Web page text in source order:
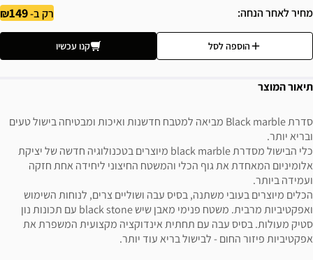
מחיר לאחר הנחה רק ב-149
הוספה לסל קנו עכשיו
תיאור המוצר
סדרת Black marble מביאה למטבח חדשנות ואיכות ומבטיחה בישול טעים
ובריא יותר.
כלי הבישול מסדרת black marble מיוצרים בטכנולוגיה חדשה של יציקת
אלומיניום המאחדת את גוף הכלי והמשטח החיצוני ליחידה אחת חזקה
ועמידה ביותר.
הכלים מיוצרים בעובי משתנה, בסיס עבה ושוליים צרים, לנוחות השימוש
ואפקטיביות מרבית. משטח פנימי מאבן שיש black stone עם תכונות נון
סטיק מעולות. בסיס עבה עם תחתית אינדוקציה מקצועית המשפרת את
אפקטיביות פיזור החום - לבישול בריא עוד יותר.